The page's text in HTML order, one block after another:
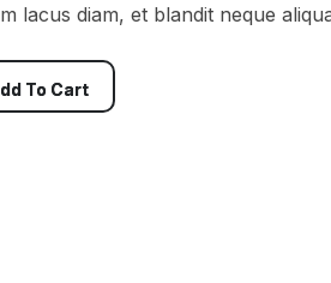
lacus diam, et blandit neque
To Cart